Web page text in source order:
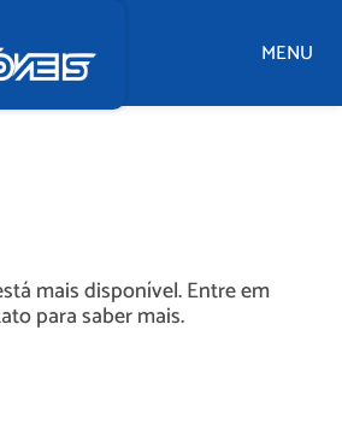
MENU
mais disponível. Entre em
para saber mais.